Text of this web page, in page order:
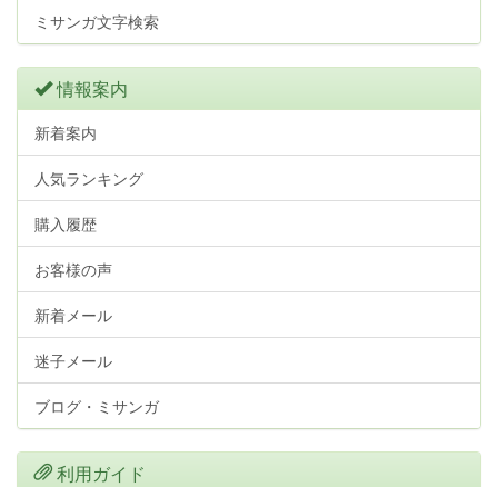
ミサンガ文字検索
情報案内
新着案内
人気ランキング
購入履歴
お客様の声
新着メール
迷子メール
ブログ・ミサンガ
利用ガイド